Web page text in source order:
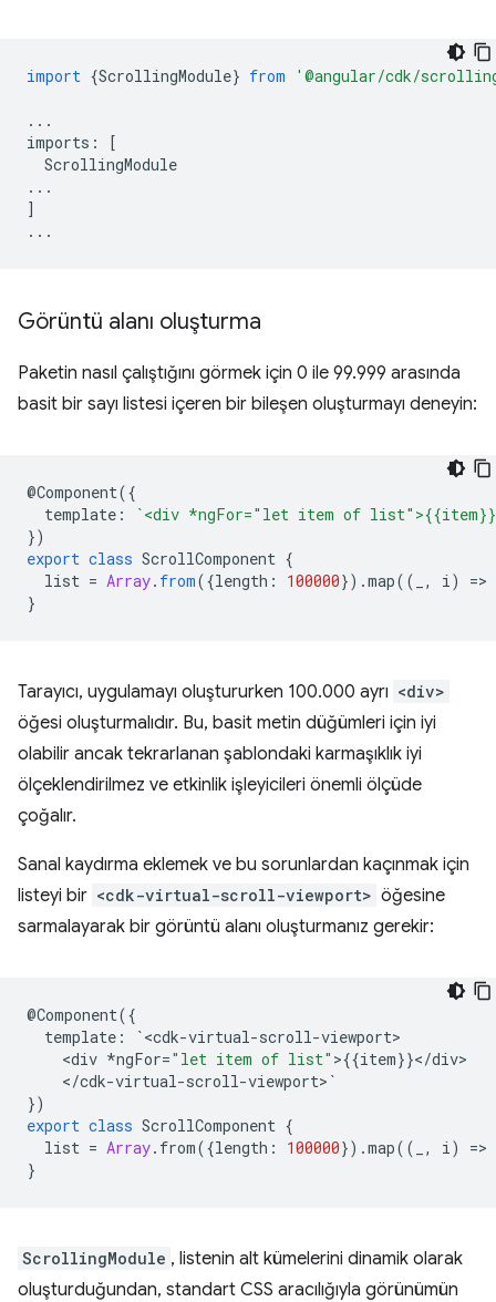
import {ScrollingModule} from '@angular/cdk/
...
imports :
[
ScrollingModule
...
]
...
Görüntü alanı oluşturma
Paketin nasıl çalıştığını görmek için 0 ile 99.999 arasında
basit bir sayı listesi içeren bir bileşen oluşturmayı deneyin:
@Component({
template :
`<div *ngFor="let item of
})
export class ScrollComponent {
list = Array. from({length : 100000}).map(( , i) =>
}
Tarayıcı, uygulamayı oluştururken 100.000 ayrı <div>
öğesi oluşturmalıdır. Bu, basit metin düğümleri için iyi
olabilir ancak tekrarlanan şablondaki karmaşıklık iyi
ölçeklendirilmez ve etkinlik işleyicileri önemli ölçüde
çoğalır.
Sanal kaydırma eklemek ve bu sorunlardan kaçınmak için
listeyi bir <cdk-virtual-scroll-viewport> öğesine
sarmalayarak bir görüntü alanı oluşturmanız gerekir:
@Component({
template : `<cdk-virtual-scroll-viewport
<div *ngFor="let item of list" >{{item}}</div
</cdk-virtual-scroll-viewport> `
})
export class ScrollComponent {
list = Array. from({length : 100000}) .map(( , i) =>
}
ScrollingModule , listenin alt kümelerini dinamik olarak
oluşturduğundan, standart CSS aracılığıyla görünümün